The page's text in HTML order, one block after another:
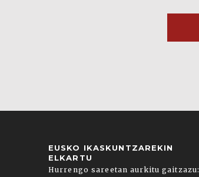
EUSKO IKASKUNTZAREKIN
ELKARTU
Hurrengo sareetan aurkitu gaitzazu: